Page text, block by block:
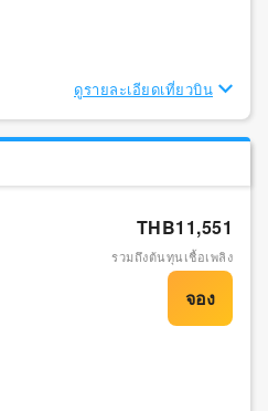
ดูรายละเอียดเที่ยวบิน
THB11,551
รวมถึงต้นทุนเชื้อเพลิง